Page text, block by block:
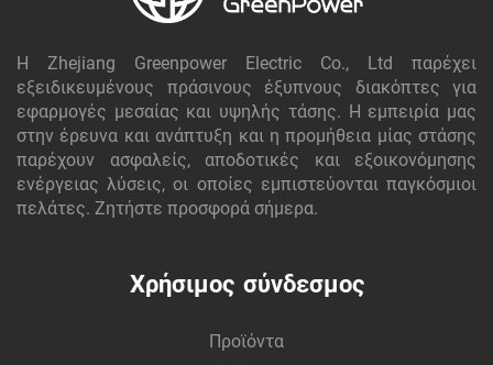
Η Zhejiang Greenpower Electric Co., Ltd παρέχει
εξειδικευμένους πράσινους έξυπνους διακόπτες για
εφαρμογές μεσαίας και υψηλής τάσης. Η εμπειρία μας
στην έρευνα και ανάπτυξη και η προμήθεια μίας στάσης
παρέχουν ασφαλείς, αποδοτικές και εξοικονόμησης
ενέργειας λύσεις, οι οποίες εμπιστεύονται παγκόσμιοι
πελάτες. Ζητήστε προσφορά σήμερα.
Χρήσιμος σύνδεσμος
Προϊόντα